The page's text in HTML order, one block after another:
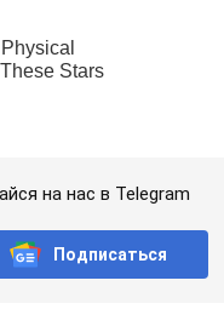
на нас в Telegram
Подписаться